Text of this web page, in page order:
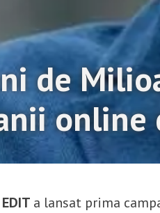
de
online
a lansat prima